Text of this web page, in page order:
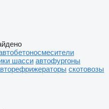
шасси автофургоны
скотовозы